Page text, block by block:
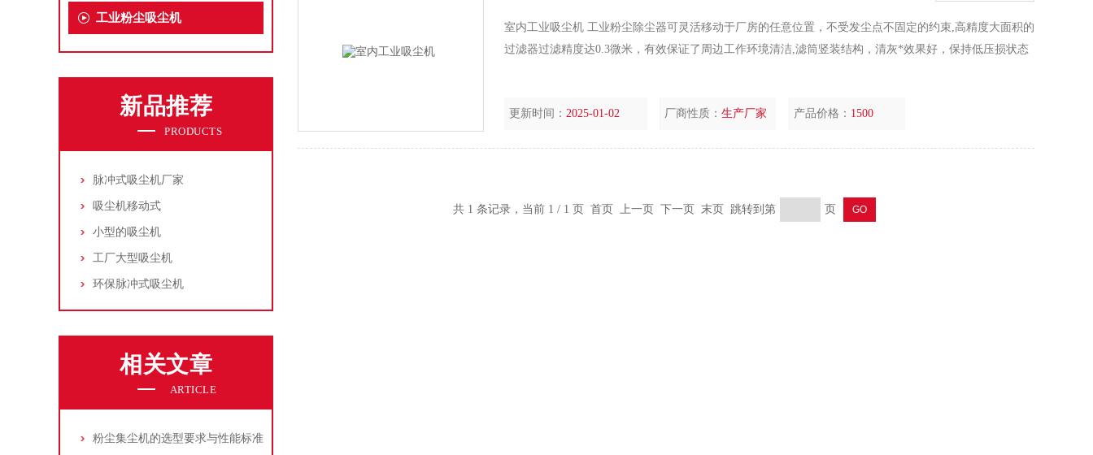
工业粉尘吸尘机
新品推荐
PRODUCTS
脉冲式吸尘机厂家
吸尘机移动式
小型的吸尘机
工厂大型吸尘机
环保脉冲式吸尘机
相关文章
ARTICLE
粉尘集尘机的选型要求与性能标准
室内工业吸尘机 工业粉尘除尘器可灵活移动于厂房的任意位置，不受发尘点不固定的约束,高精度大面积的
过滤器过滤精度达0.3微米，有效保证了周边工作环境清洁,滤筒竖装结构，清灰*效果好，保持低压损状态
更新时间：2025-01-02 厂商性质：生产厂家 产品价格： 1500
共 1 条记录，当前 1 / 1 页 首页 上一页 下一页 末页 跳转到第 页